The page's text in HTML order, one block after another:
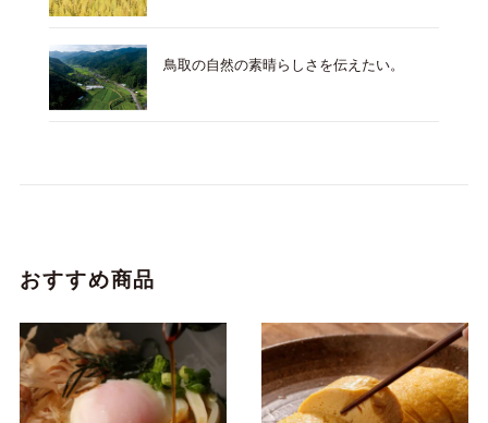
鳥取の自然の素晴らしさを伝えたい。
おすすめ商品